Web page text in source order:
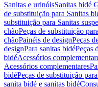
Sanitas e urinóisSanitas bidé
de substituição para Sanitas
substituição para Sanitas
chãoPeças de substituição
chãoPainéis de designPeças
designPara sanitas bidéPeças
bidéAcessórios
Acessórios complementares
bidéPeças de substituição
sanita bidé e sanitas bidé